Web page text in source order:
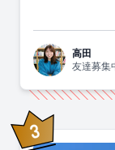
高田
友達募集
3位